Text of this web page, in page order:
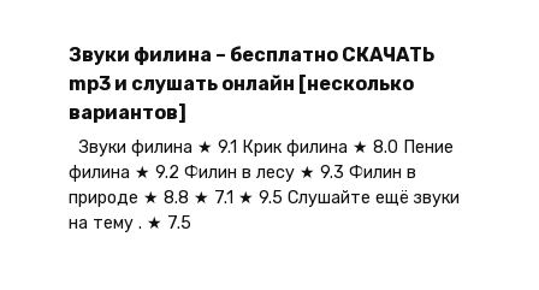
Звуки филина – бесплатно СКАЧАТЬ
mp3 и слушать онлайн [несколько
вариантов]
Звуки филина ★ 9.1 Крик филина ★ 8.0 Пение
филина ★ 9.2 Филин в лесу ★ 9.3 Филин в
природе ★ 8.8 ★ 7.1 ★ 9.5 Слушайте ещё звуки
на тему . ★ 7.5